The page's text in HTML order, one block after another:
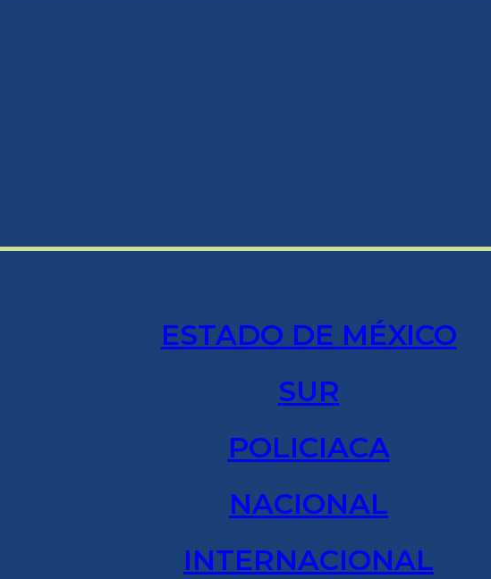
ESTADO DE MÉXICO
SUR
POLICIACA
NACIONAL
INTERNACIONAL